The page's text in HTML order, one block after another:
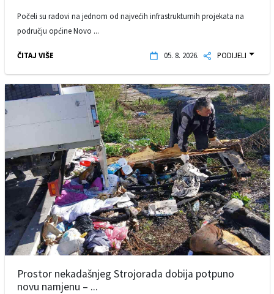
Počeli su radovi na jednom od najvećih infrastrukturnih projekata na
području općine Novo ...
ČITAJ VIŠE 05. 8. 2026. PODIJELI
Prostor nekadašnjeg Strojorada dobija potpuno
novu namjenu – ...